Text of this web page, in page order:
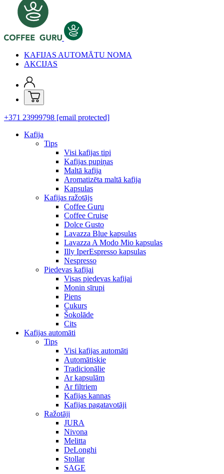
KAFIJAS AUTOMĀTU NOMA
AKCIJAS
+371 23999798 [email protected]
Kafija
Tips
Visi kafijas tipi
Kafijas pupiņas
Maltā kafija
Aromatizēta maltā kafija
Kapsulas
Kafijas ražotājs
Coffee Guru
Coffee Cruise
Dolce Gusto
Lavazza Blue kapsulas
Lavazza A Modo Mio kapsulas
Illy IperEspresso kapsulas
Nespresso
Piedevas kafijai
Visas piedevas kafijai
Monin sīrupi
Piens
Cukurs
Šokolāde
Cits
Kafijas automāti
Tips
Visi kafijas automāti
Automātiskie
Tradicionālie
Ar kapsulām
Ar filtriem
Kafijas kannas
Kafijas pagatavotāji
Ražotāji
JURA
Nivona
Melitta
DeLonghi
Stollar
SAGE